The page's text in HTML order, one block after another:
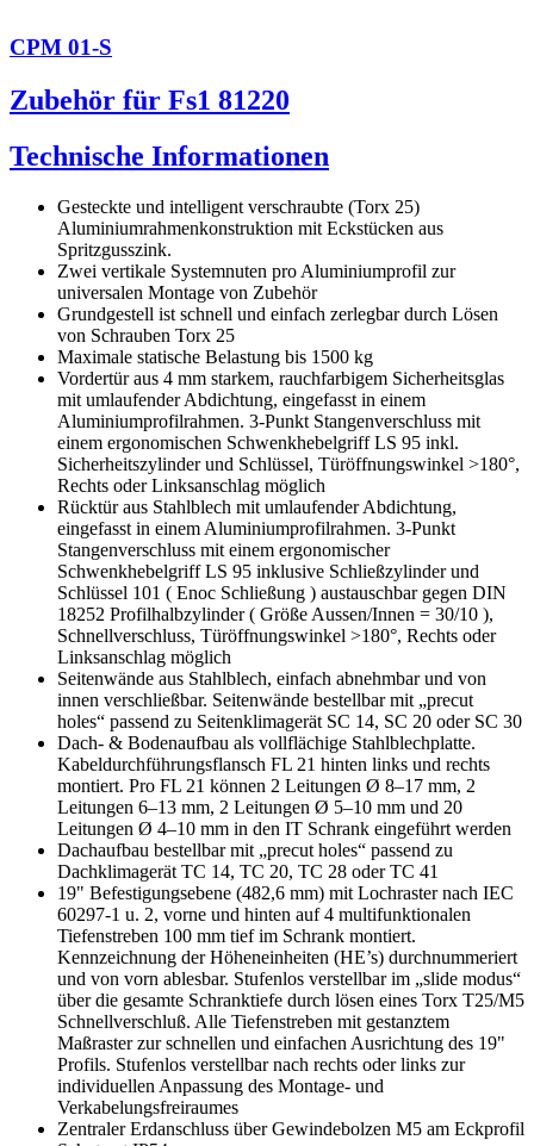
CPM 01-S
Zubehör für Fs1 81220
Technische Informationen
Gesteckte und intelligent verschraubte (Torx 25)
Aluminiumrahmenkonstruktion mit Eckstücken aus
Spritzgusszink.
Zwei vertikale Systemnuten pro Aluminiumprofil zur
universalen Montage von Zubehör
Grundgestell ist schnell und einfach zerlegbar durch Lösen
von Schrauben Torx 25
Maximale statische Belastung bis 1500 kg
Vordertür aus 4 mm starkem, rauchfarbigem Sicherheitsglas
mit umlaufender Abdichtung, eingefasst in einem
Aluminiumprofilrahmen. 3-Punkt Stangenverschluss mit
einem ergonomischen Schwenkhebelgriff LS 95 inkl.
Sicherheitszylinder und Schlüssel, Türöffnungswinkel >180°,
Rechts oder Linksanschlag möglich
Rücktür aus Stahlblech mit umlaufender Abdichtung,
eingefasst in einem Aluminiumprofilrahmen. 3-Punkt
Stangenverschluss mit einem ergonomischer
Schwenkhebelgriff LS 95 inklusive Schließzylinder und
Schlüssel 101 ( Enoc Schließung ) austauschbar gegen DIN
18252 Profilhalbzylinder ( Größe Aussen/Innen = 30/10 ),
Schnellverschluss, Türöffnungswinkel >180°, Rechts oder
Linksanschlag möglich
Seitenwände aus Stahlblech, einfach abnehmbar und von
innen verschließbar. Seitenwände bestellbar mit „precut
holes“ passend zu Seitenklimagerät SC 14, SC 20 oder SC 30
Dach- & Bodenaufbau als vollflächige Stahlblechplatte.
Kabeldurchführungsflansch FL 21 hinten links und rechts
montiert. Pro FL 21 können 2 Leitungen Ø 8–17 mm, 2
Leitungen 6–13 mm, 2 Leitungen Ø 5–10 mm und 20
Leitungen Ø 4–10 mm in den IT Schrank eingeführt werden
Dachaufbau bestellbar mit „precut holes“ passend zu
Dachklimagerät TC 14, TC 20, TC 28 oder TC 41
19" Befestigungsebene (482,6 mm) mit Lochraster nach IEC
60297-1 u. 2, vorne und hinten auf 4 multifunktionalen
Tiefenstreben 100 mm tief im Schrank montiert.
Kennzeichnung der Höheneinheiten (HE’s) durchnummeriert
und von vorn ablesbar. Stufenlos verstellbar im „slide modus“
über die gesamte Schranktiefe durch lösen eines Torx T25/M5
Schnellverschluß. Alle Tiefenstreben mit gestanztem
Maßraster zur schnellen und einfachen Ausrichtung des 19"
Profils. Stufenlos verstellbar nach rechts oder links zur
individuellen Anpassung des Montage- und
Verkabelungsfreiraumes
Zentraler Erdanschluss über Gewindebolzen M5 am Eckprofil